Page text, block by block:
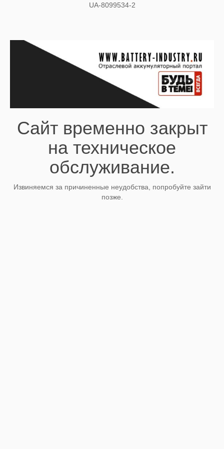
UA-8099534-2
Сайт временно закрыт
на техническое
обслуживание.
Извиняемся за причиненные неудобства, попробуйте зайти
позже.